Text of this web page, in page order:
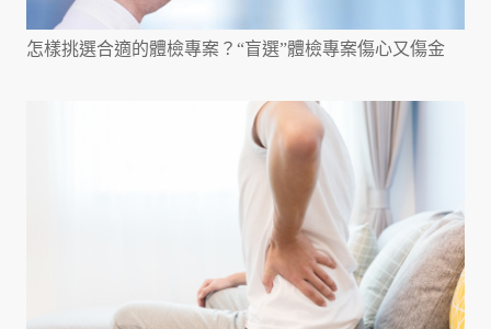
怎樣挑選合適的體檢專案？“盲選”體檢專案傷心又傷金